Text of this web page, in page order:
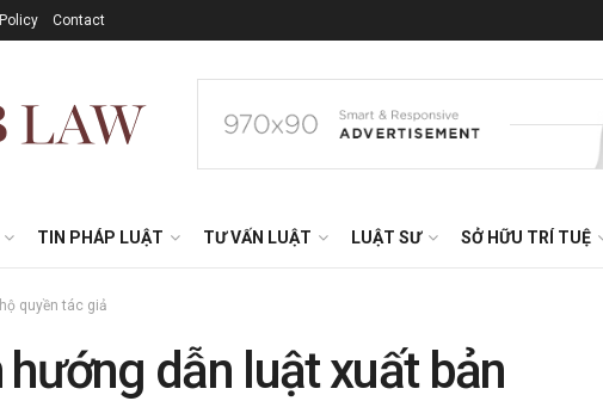
Contact
TIN PHÁP LUẬT TƯ VẤN LUẬT LUẬT SƯ SỞ HỮU TRÍ TUỆ
quyền tác giả
dẫn luật xuất bản